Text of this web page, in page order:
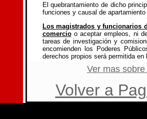
El quebrantamiento de dicho
funciones y causal de
Los magistrados y funcionarios
comercioo aceptar empleos, ni
tareas de investigación y
encomienden los Poderes
derechos propios será permitida
Ver mas
Volver a